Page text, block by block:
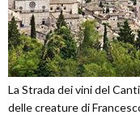
La Strada dei vini del
delle creature di